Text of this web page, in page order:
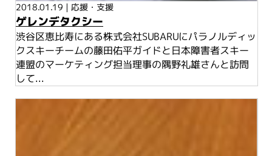
2018.01.19 | 応援・支援
ゲレンデタクシー
渋谷区恵比寿にある株式会社SUBARUにパラノルディッ
クスキーチームの藤田佑平ガイドと日本障害者スキー
連盟のマーケティング担当理事の隅野礼雄さんと訪問
して...